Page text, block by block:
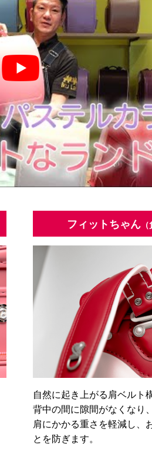
フィットちゃん
自然に起き上がる肩ベルト
背中の間に隙間がなくなり
肩にかかる重さを軽減し、
とを防ぎます。